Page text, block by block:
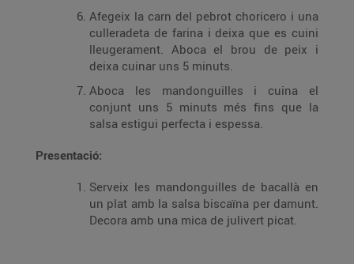
Afegeix la carn del pebrot choricero i una
culleradeta de farina i deixa que es cuini
lleugerament. Aboca el brou de peix i
deixa cuinar uns 5 minuts.
Aboca les mandonguilles i cuina el
conjunt uns 5 minuts més fins que la
salsa estigui perfecta i espessa.
Presentació:
Serveix les mandonguilles de bacallà en
un plat amb la salsa biscaïna per damunt.
Decora amb una mica de julivert picat.